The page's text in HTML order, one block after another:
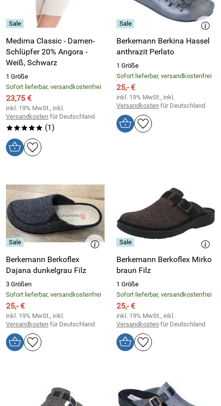
Medima Classic - Damen-
Schlüpfer 20% Angora -
Weiß, Schwarz
1 Größe
Sofort lieferbar, versandkostenfrei
23,75 €
inkl. 19% MwSt., inkl.
Versandkosten für Deutschland
***** (1)
Berkemann Berkina Hassel
anthrazit Perlato
1 Größe
Sofort lieferbar, versandkostenfrei
25,- €
inkl. 19% MwSt., inkl.
Versandkosten für Deutschland
Berkemann Berkoflex
Dajana dunkelgrau Filz
3 Größen
Sofort lieferbar, versandkostenfrei
25,- €
inkl. 19% MwSt., inkl.
Versandkosten für Deutschland
Berkemann Berkoflex Mirko
braun Filz
1 Größe
Sofort lieferbar, versandkostenfrei
25,- €
inkl. 19% MwSt., inkl.
Versandkosten für Deutschland